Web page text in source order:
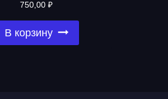
750,00 ₽
В корзину